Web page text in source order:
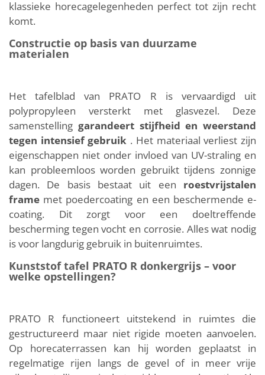
klassieke horecagelegenheden perfect tot zijn recht
komt.
Constructie op basis van duurzame
materialen
Het tafelblad van PRATO R is vervaardigd uit
polypropyleen versterkt met glasvezel. Deze
samenstelling garandeert stijfheid en weerstand
tegen intensief gebruik . Het materiaal verliest zijn
eigenschappen niet onder invloed van UV-straling en
kan probleemloos worden gebruikt tijdens zonnige
dagen. De basis bestaat uit een roestvrijstalen
frame met poedercoating en een beschermende e-
coating. Dit zorgt voor een doeltreffende
bescherming tegen vocht en corrosie. Alles wat nodig
is voor langdurig gebruik in buitenruimtes.
Kunststof tafel PRATO R donkergrijs – voor
welke opstellingen?
PRATO R functioneert uitstekend in ruimtes die
gestructureerd maar niet rigide moeten aanvoelen.
Op horecaterrassen kan hij worden geplaatst in
regelmatige rijen langs de gevel of in meer vrije